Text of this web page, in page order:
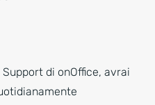
di onOffice, avrai